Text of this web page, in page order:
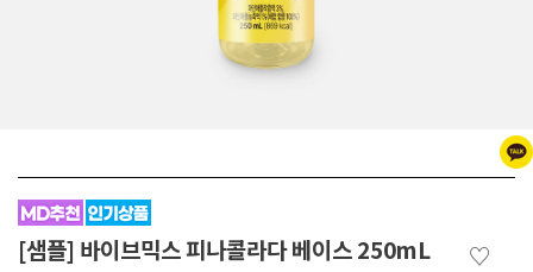
[샘플] 바이브믹스 피나콜라다 베이스 250mL ♡